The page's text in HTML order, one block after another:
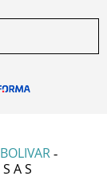
-
A S